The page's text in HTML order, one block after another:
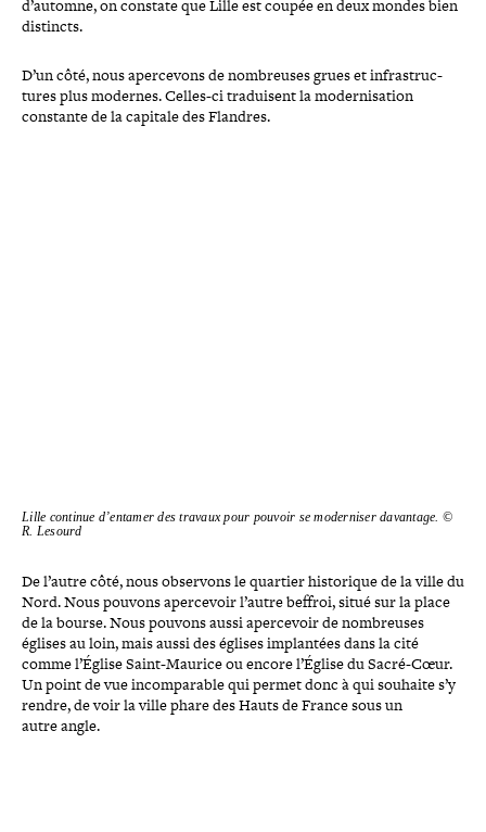
d’automne, on constate que Lille est coupée en deux mondes bien
distincts.
D’un côté, nous aper­ce­vons de nom­breuses grues et infra­struc­
tures plus modernes. Celles-​ci tra­duisent la moder­ni­sa­tion
constante de la capitale des Flandres.
Lille continue d’entamer des travaux pour pouvoir se moder­ni­ser davantage. ©
R. Lesourd
De l’autre côté, nous observons le quartier his­to­rique de la ville du
Nord. Nous pouvons aper­ce­voir l’autre beffroi, situé sur la place
de la bourse. Nous pouvons aussi aper­ce­voir de nom­breuses
églises au loin, mais aussi des églises implan­tées dans la cité
comme l’Église Saint-​Maurice ou encore l’Église du Sacré-​Cœur.
Un point de vue incom­pa­rable qui permet donc à qui souhaite s’y
rendre, de voir la ville phare des Hauts de France sous un
autre angle.